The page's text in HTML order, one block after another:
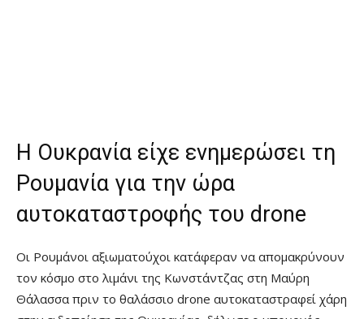
Η Ουκρανία είχε ενημερώσει τη
Ρουμανία για την ώρα
αυτοκαταστροφής του drone
Οι Ρουμάνοι αξιωματούχοι κατάφεραν να απομακρύνουν
τον κόσμο στο λιμάνι της Κωνστάντζας στη Μαύρη
Θάλασσα πριν το θαλάσσιο drone αυτοκαταστραφεί χάρη